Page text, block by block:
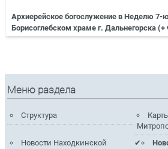
Архиерейское богослужение в Неделю 7-
Борисоглебском храме г. Дальнегорска
Меню раздела
Структура
Новости Находкинской